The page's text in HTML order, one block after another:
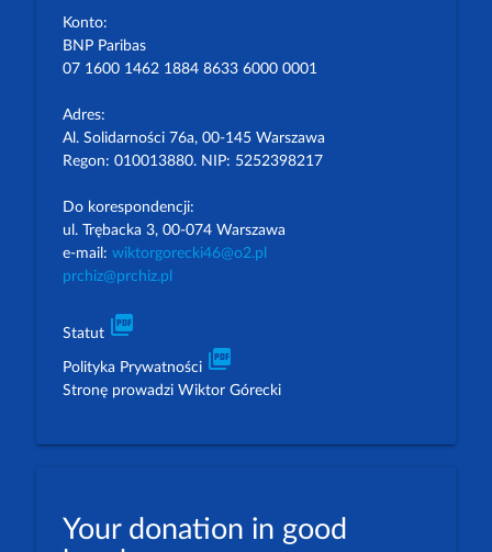
Konto:
BNP Paribas
07 1600 1462 1884 8633 6000 0001
Adres:
Al. Solidarności 76a, 00-145 Warszawa
Regon: 010013880. NIP: 5252398217
Do korespondencji:
ul. Trębacka 3, 00-074 Warszawa
e-mail: wiktorgorecki46@o2.pl
prchiz@prchiz.pl
Statut picture_as_pdf
Polityka Prywatności picture_as_pdf
Stronę prowadzi Wiktor Górecki
Your donation in good